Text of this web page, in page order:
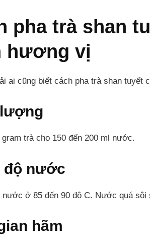
pha trà shan
hương vị
ai cũng biết cách pha trà shan tuyết
gram trà cho 150 đến 200 ml nước.
độ nước
nước ở 85 đến 90 độ C. Nước quá
hãm